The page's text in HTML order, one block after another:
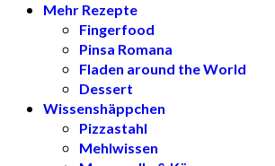
Mehr Rezepte
Fingerfood
Pinsa Romana
Fladen around the World
Dessert
Wissenshäppchen
Pizzastahl
Mehlwissen